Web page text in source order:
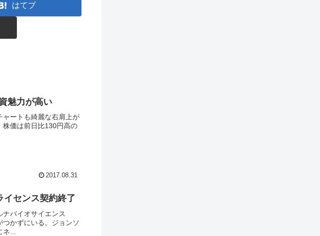
はてブ
魅力が高い
ャートも綺麗な右肩上が
株価は前日比130円高の
2017.08.31
イセンス契約終了
バイオサイエンス
かずにいる。ジョンソ
...